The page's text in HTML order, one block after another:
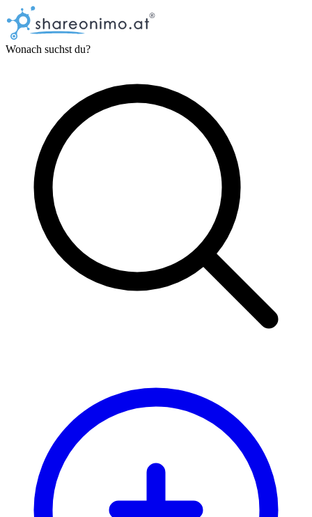
Wonach suchst du?